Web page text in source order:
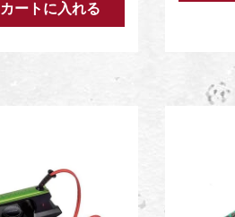
カートに入れる